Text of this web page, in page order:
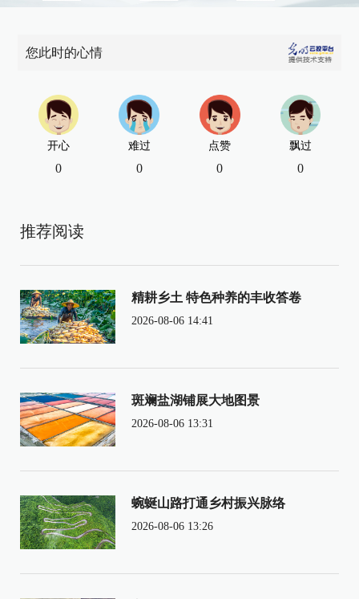
您此时的心情
开心
0
难过
0
点赞
0
飘过
0
推荐阅读
精耕乡土 特色种养的丰收答卷
2026-08-06 14:41
斑斓盐湖铺展大地图景
2026-08-06 13:31
蜿蜒山路打通乡村振兴脉络
2026-08-06 13:26